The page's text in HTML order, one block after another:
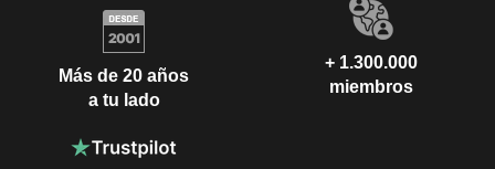
Más de 20 años
a tu lado
+ 1.300.000
miembros